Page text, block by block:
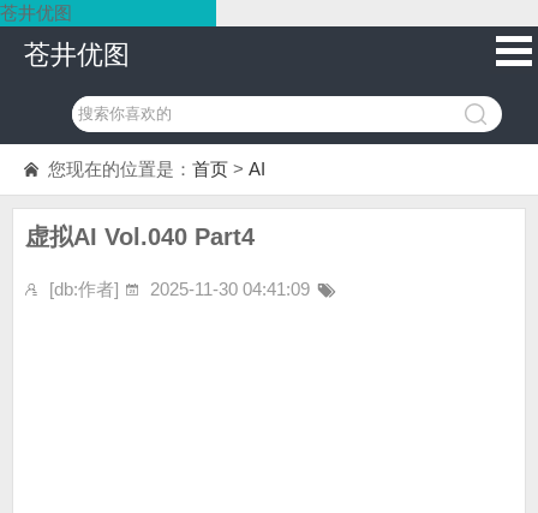
苍井优图
苍井优图
您现在的位置是： 首页 > AI
虚拟AI Vol.040 Part4
[db:作者] 2025-11-30 04:41:09